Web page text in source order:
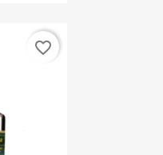
favorite_border